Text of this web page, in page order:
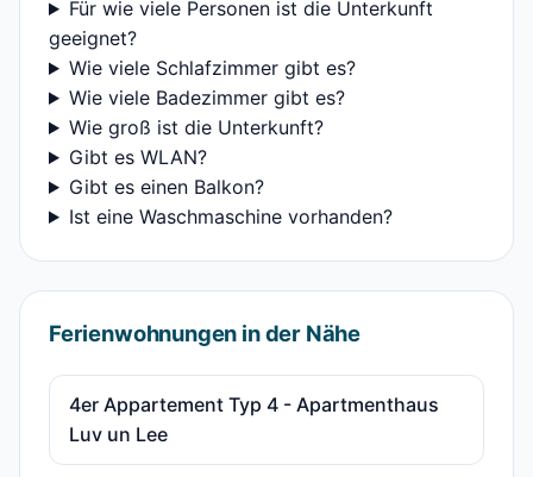
Für wie viele Personen ist die Unterkunft
geeignet?
Wie viele Schlafzimmer gibt es?
Wie viele Badezimmer gibt es?
Wie groß ist die Unterkunft?
Gibt es WLAN?
Gibt es einen Balkon?
Ist eine Waschmaschine vorhanden?
Ferienwohnungen in der Nähe
4er Appartement Typ 4 - Apartmenthaus
Luv un Lee